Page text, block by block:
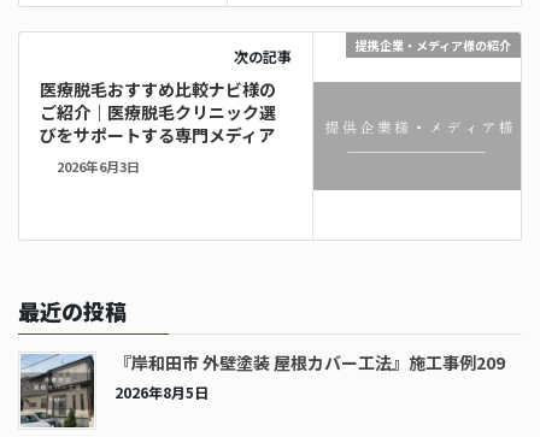
提携企業・メディア様の紹介
次の記事
医療脱毛おすすめ比較ナビ様の
ご紹介｜医療脱毛クリニック選
びをサポートする専門メディア
2026年6月3日
最近の投稿
『岸和田市 外壁塗装 屋根カバー工法』施工事例209
2026年8月5日